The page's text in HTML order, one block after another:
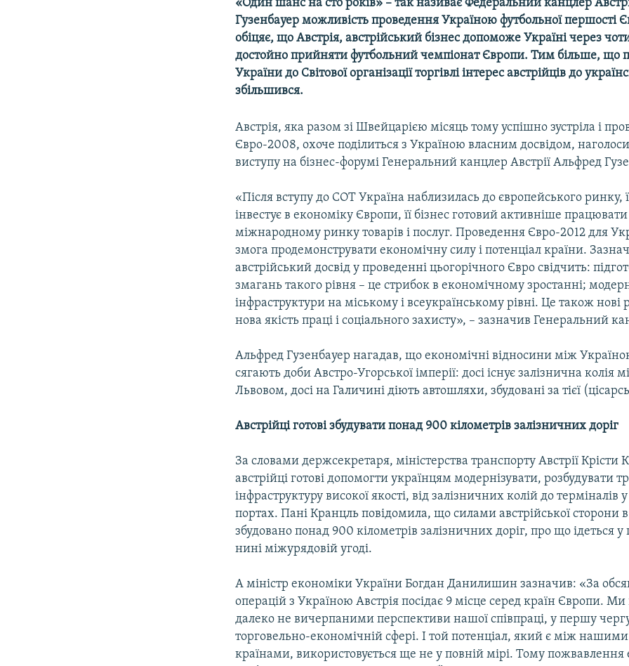
«Один шанс на сто років» – так називає Федеральний канцлер
Гузенбауер можливість проведення Україною футбольної першості
обіцяє, що Австрія, австрійський бізнес допоможе Україні через
достойно прийняти футбольний чемпіонат Європи. Тим більше, що
України до Світової організації торгівлі інтерес австрійців до
збільшився.
Австрія, яка разом зі Швейцарією місяць тому успішно зустріла і
Євро-2008, охоче поділиться з Україною власним досвідом,
виступу на бізнес-форумі Генеральний канцлер Австрії Альфред
«Після вступу до СОТ Україна наблизилась до європейського ринку,
інвестує в економіку Європи, її бізнес готовий активніше
міжнародному ринку товарів і послуг. Проведення Євро-2012 для
змога продемонструвати економічну силу і потенціал країни.
австрійський досвід у проведенні цьогорічного Євро свідчить:
змагань такого рівня – це стрибок в економічному зростанні;
інфраструктури на міському і всеукраїнському рівні. Це також нові
нова якість праці і соціального захисту», – зазначив Генеральний
Альфред Гузенбауер нагадав, що економічні відносини між
сягають доби Австро-Угорської імперії: досі існує залізнична колія
Львовом, досі на Галичині діють автошляхи, збудовані за тієї
Австрійці готові збудувати понад 900 кілометрів залізничних доріг
За словами держсекретаря, міністерства транспорту Австрії Крісти
австрійці готові допомогти українцям модернізувати, розбудувати
інфраструктуру високої якості, від залізничних колій до терміналів
портах. Пані Кранцль повідомила, що силами австрійської сторони в
збудовано понад 900 кілометрів залізничних доріг, про що ідеться у
нині міжурядовій угоді.
А міністр економіки України Богдан Данилишин зазначив: «За
операцій з Україною Австрія посідає 9 місце серед країн Європи.
далеко не вичерпаними перспективи нашої співпраці, у першу
торговельно-економічній сфері. І той потенціал, який є між
країнами, використовується ще не у повній мірі. Тому пожвавлення